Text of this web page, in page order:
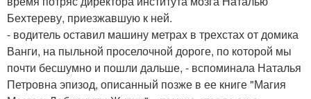
Бехтереву, приезжавшую к ней.
- водитель оставил машину метрах в трехстах от домика
Ванги, на пыльной проселочной дороге, по которой мы
почти бесшумно и пошли дальше, - вспоминала Наталья
Петровна эпизод, описанный позже в ее книге "Магия